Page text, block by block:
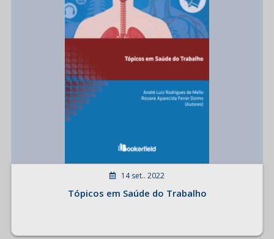
14 set.. 2022
Tópicos em Saúde do Trabalho